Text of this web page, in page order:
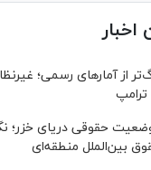
اخبار
از آمار‌های رسمی؛
حقوقی دریای خزر؛
بین‌الملل منطقه‌ای